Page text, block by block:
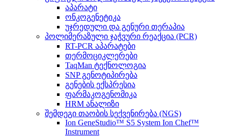
აპარატი
ონკოგენეტიკა
უჯრედული და გენური თერაპია
პოლიმერაზული ჯაჭვური რეაქცია (PCR)
RT-PCR აპარატები
თერმოციკლერები
TaqMan ტექნოლოგია
SNP გენოტიპირება
გენების ექსპრესია
ფარმაკოგენომიკა
HRM ანალიზი
შემდეგი თაობის სექვენირება (NGS)
Ion GeneStudio™ S5 System Ion Chef™
Instrument